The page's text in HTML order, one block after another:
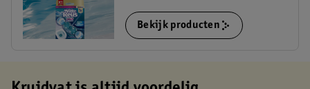
Bekijk producten